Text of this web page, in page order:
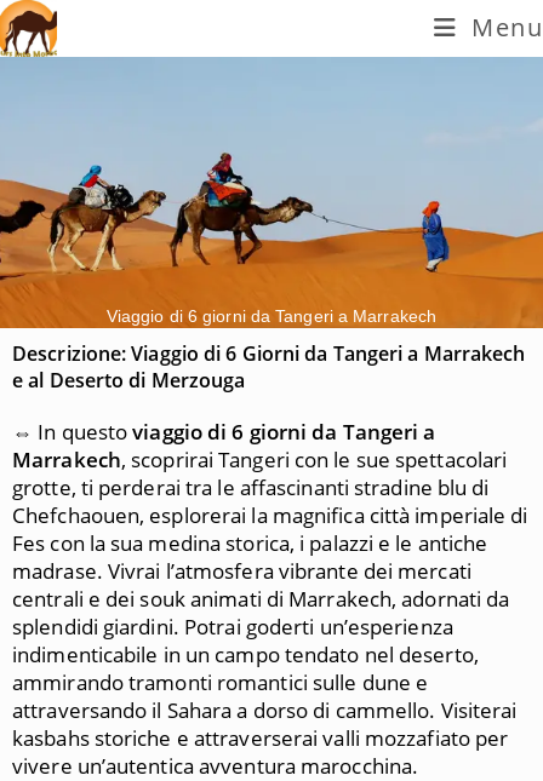
Menu
Viaggio di 6 giorni da Tangeri a Marrakech
Descrizione: Viaggio di 6 Giorni da Tangeri a Marrakech
e al Deserto di Merzouga
⇔ In questoviaggio di 6 giorni da Tangeri a
Marrakech, scoprirai Tangeri con le sue spettacolari
grotte, ti perderai tra le affascinanti stradine blu di
Chefchaouen, esplorerai la magnifica città imperiale di
Fes con la sua medina storica, i palazzi e le antiche
madrase. Vivrai l’atmosfera vibrante dei mercati
centrali e dei souk animati di Marrakech, adornati da
splendidi giardini. Potrai goderti un’esperienza
indimenticabile in un campo tendato nel deserto,
ammirando tramonti romantici sulle dune e
attraversando il Sahara a dorso di cammello. Visiterai
kasbahs storiche e attraverserai valli mozzafiato per
vivere un’autentica avventura marocchina.